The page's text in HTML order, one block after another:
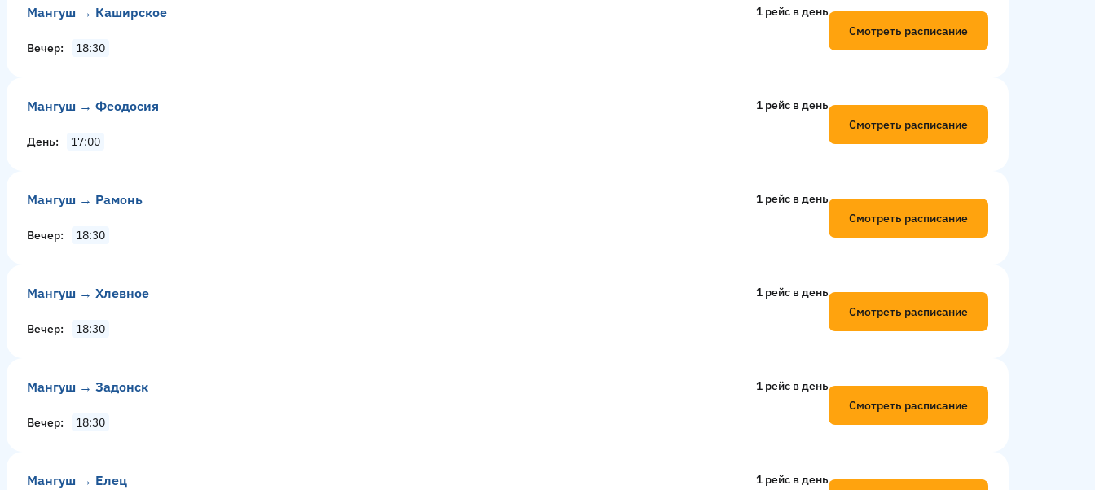
Мангуш → Каширское 1 рейс в день
Вечер 18:30
Смотреть расписание
Мангуш → Феодосия 1 рейс в день
День 17:00
Смотреть расписание
Мангуш → Рамонь 1 рейс в день
Вечер 18:30
Смотреть расписание
Мангуш → Хлевное 1 рейс в день
Вечер 18:30
Смотреть расписание
Мангуш → Задонск 1 рейс в день
Вечер 18:30
Смотреть расписание
Мангуш → Елец 1 рейс в день